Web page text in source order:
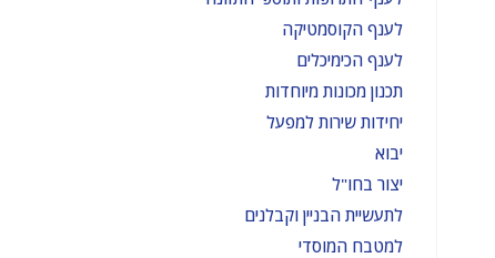
לענף הקוסמטיקה
לענף הכימיכלים
תכנון מכונות מיוחדות
יחידות שירות למפעל
יבוא
יצור בחו"ל
לתעשיית הבניין וקבלנים
למטבח המוסדי